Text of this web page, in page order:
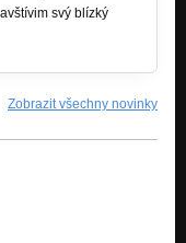
svý blízký
Zobrazit všechny novinky